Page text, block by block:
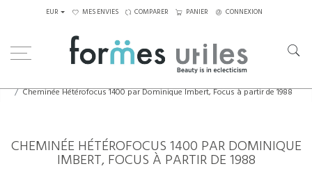
EUR MES ENVIES COMPARER PANIER CONNEXION
Cheminée Hétérofocus 1400 par Dominique Imbert, Focus à partir de 1988
CHEMINÉE HÉTÉROFOCUS 1400 PAR DOMINIQUE
IMBERT, FOCUS À PARTIR DE 1988